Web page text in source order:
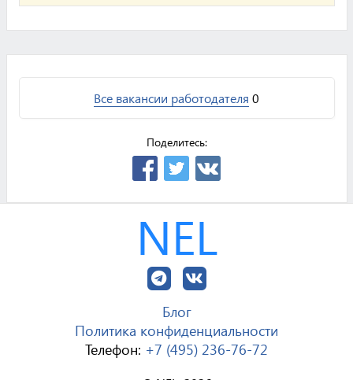
Все вакансии работодателя 0
Поделитесь:
NEL
Блог
Политика конфиденциальности
Телефон: +7 (495) 236-76-72